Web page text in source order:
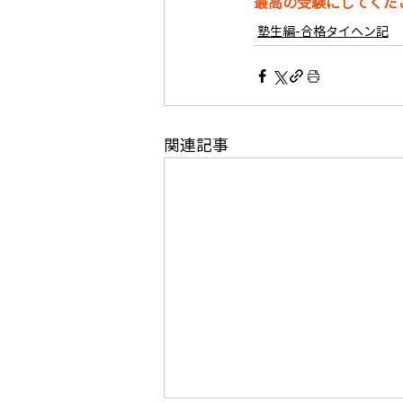
塾生編-合格タイヘン記
関連記事